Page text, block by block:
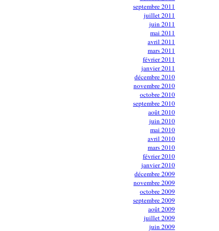
septembre 2011
juillet 2011
juin 2011
mai 2011
avril 2011
mars 2011
février 2011
janvier 2011
décembre 2010
novembre 2010
octobre 2010
septembre 2010
août 2010
juin 2010
mai 2010
avril 2010
mars 2010
février 2010
janvier 2010
décembre 2009
novembre 2009
octobre 2009
septembre 2009
août 2009
juillet 2009
juin 2009